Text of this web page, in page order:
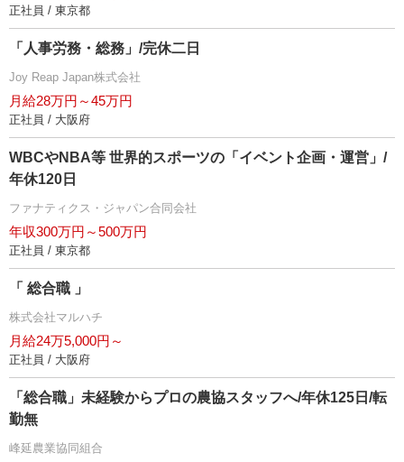
正社員 / 東京都
「人事労務・総務」/完休二日
Joy Reap Japan株式会社
月給28万円～45万円
正社員 / 大阪府
WBCやNBA等 世界的スポーツの「イベント企画・運営」/
年休120日
ファナティクス・ジャパン合同会社
年収300万円～500万円
正社員 / 東京都
「 総合職 」
株式会社マルハチ
月給24万5,000円～
正社員 / 大阪府
「総合職」未経験からプロの農協スタッフへ/年休125日/転
勤無
峰延農業協同組合